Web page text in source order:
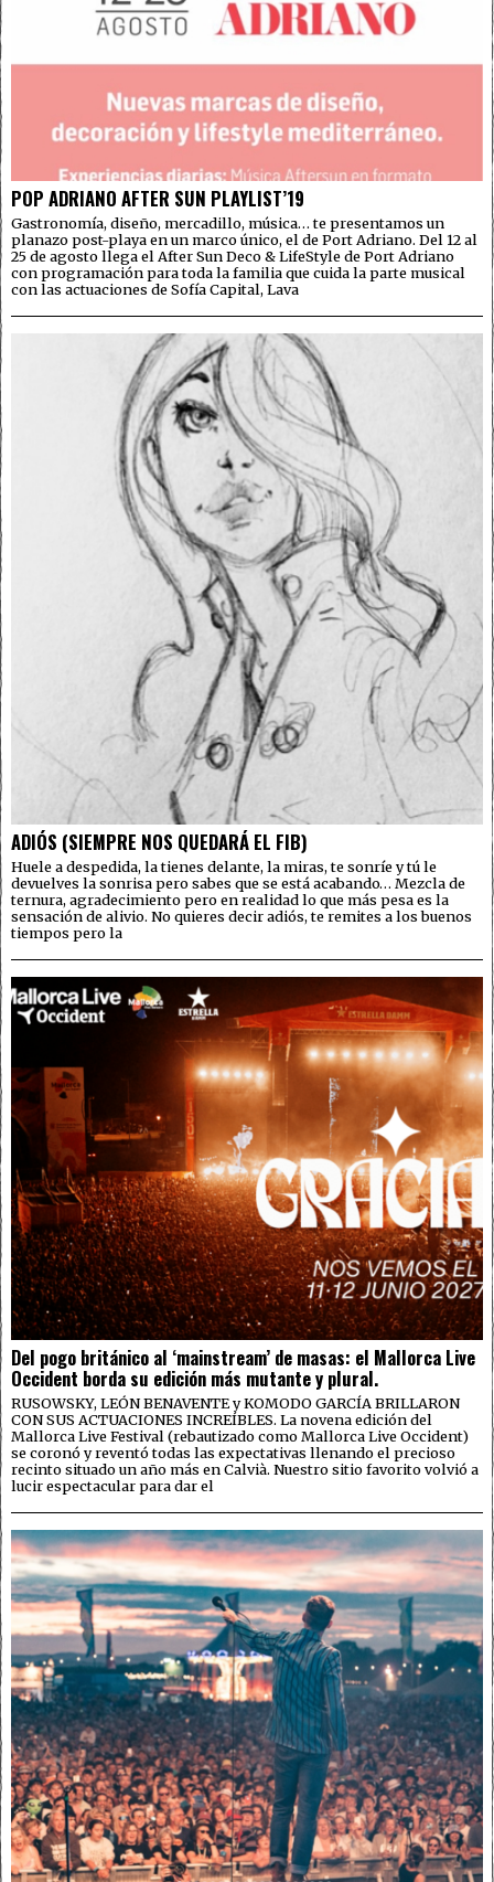
POP ADRIANO AFTER SUN PLAYLIST’19
Gastronomía, diseño, mercadillo, música… te presentamos un
planazo post-playa en un marco único, el de Port Adriano. Del 12 al
25 de agosto llega el After Sun Deco & LifeStyle de Port Adriano
con programación para toda la familia que cuida la parte musical
con las actuaciones de Sofía Capital, Lava
ADIÓS (SIEMPRE NOS QUEDARÁ EL FIB)
Huele a despedida, la tienes delante, la miras, te sonríe y tú le
devuelves la sonrisa pero sabes que se está acabando… Mezcla de
ternura, agradecimiento pero en realidad lo que más pesa es la
sensación de alivio. No quieres decir adiós, te remites a los buenos
tiempos pero la
Del pogo británico al ‘mainstream’ de masas: el Mallorca Live
Occident borda su edición más mutante y plural.
RUSOWSKY, LEÓN BENAVENTE y KOMODO GARCÍA BRILLARON
CON SUS ACTUACIONES INCREÍBLES. La novena edición del
Mallorca Live Festival (rebautizado como Mallorca Live Occident)
se coronó y reventó todas las expectativas llenando el precioso
recinto situado un año más en Calvià. Nuestro sitio favorito volvió a
lucir espectacular para dar el